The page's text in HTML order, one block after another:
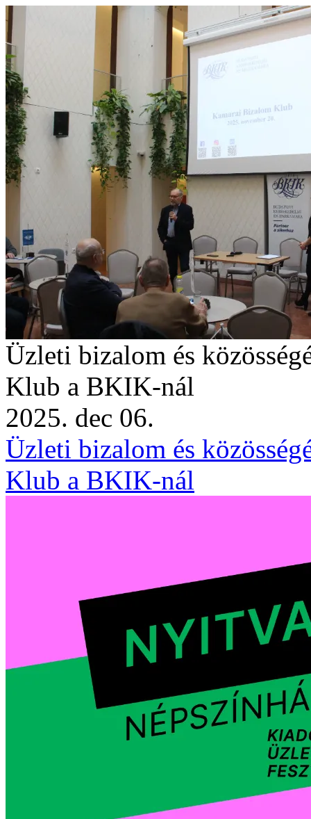
Üzleti bizalom és
Klub a BKIK-nál
2025. dec 06.
Üzleti bizalom és
Klub a BKIK-nál